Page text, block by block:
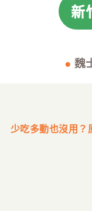
新
● 魏
少吃多動也沒用？